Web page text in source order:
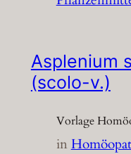
Asplenium
(scolo-v.)
Vorlage
in